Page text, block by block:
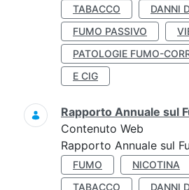
TABACCO
DANNI
FUMO PASSIVO
PATOLOGIE FUMO-
E CIG
Rapporto Annuale sul
Contenuto Web
Rapporto Annuale sul
FUMO NICOTINA
TABACCO
DANNI